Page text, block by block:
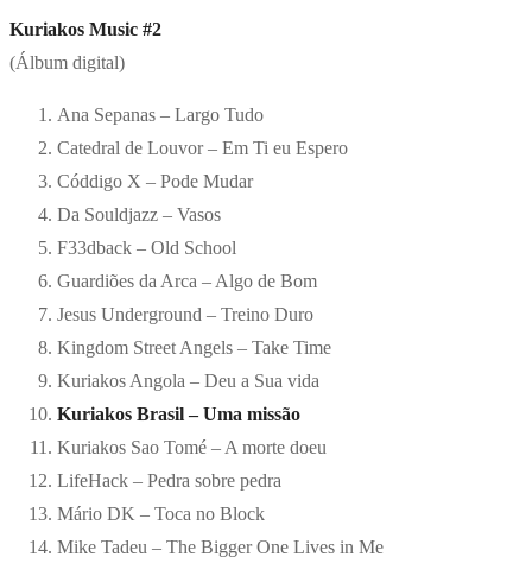
Kuriakos Music #2
(Álbum digital)
Ana Sepanas – Largo Tudo
Catedral de Louvor – Em Ti eu Espero
Códdigo X – Pode Mudar
Da Souldjazz – Vasos
F33dback – Old School
Guardiões da Arca – Algo de Bom
Jesus Underground – Treino Duro
Kingdom Street Angels – Take Time
Kuriakos Angola – Deu a Sua vida
Kuriakos Brasil – Uma missão
Kuriakos Sao Tomé – A morte doeu
LifeHack – Pedra sobre pedra
Mário DK – Toca no Block
Mike Tadeu – The Bigger One Lives in Me